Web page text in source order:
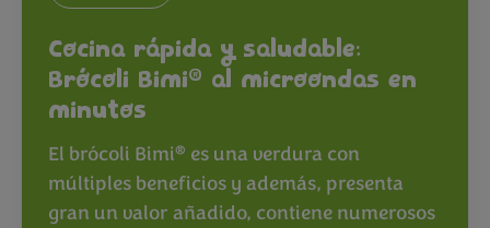
Cocina rápida y saludable:
Brócoli Bimi® al microondas en
minutos
El brócoli Bimi® es una verdura con
múltiples beneficios y además, presenta
gran un valor añadido, contiene numerosos